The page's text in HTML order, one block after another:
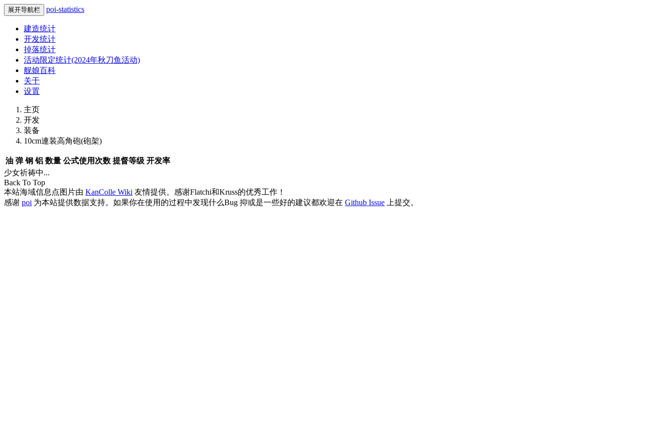
展开导航栏 poi-statistics
建造统计
开发统计
掉落统计
活动限定统计(2024年秋刀鱼活动)
舰娘百科
关于
设置
主页
开发
装备
10cm連装高角砲(砲架)
油 弹 钢 铝 数量 公式使用次数 提督等级 开发率
少女祈祷中...
Back To Top
本站海域信息点图片由 KanColle Wiki 友情提供。感谢Flatchi和Kruss的优秀工作！
感谢 poi 为本站提供数据支持。如果你在使用的过程中发现什么Bug 抑或是一些好的建议都欢迎在 Github Issue 上提交。